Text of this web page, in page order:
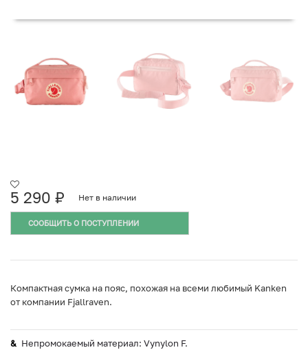
5 290 ₽ Нет в наличии
СООБЩИТЬ О ПОСТУПЛЕНИИ
Компактная сумка на пояс, похожая на всеми любимый Kanken
от компании Fjallraven.
Непромокаемый материал: Vynylon F.